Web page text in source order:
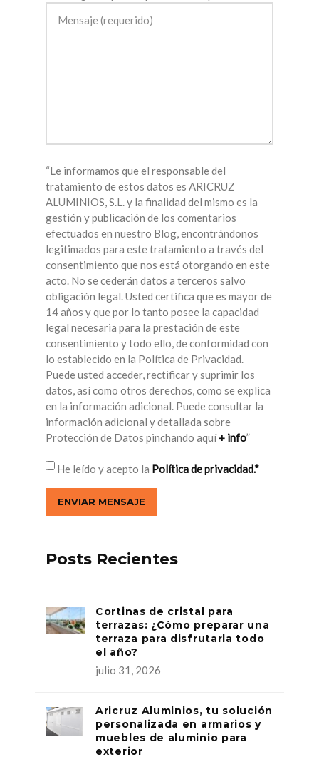
“Le informamos que el responsable del
tratamiento de estos datos es ARICRUZ
ALUMINIOS, S.L. y la finalidad del mismo es la
gestión y publicación de los comentarios
efectuados en nuestro Blog, encontrándonos
legitimados para este tratamiento a través del
consentimiento que nos está otorgando en este
acto. No se cederán datos a terceros salvo
obligación legal. Usted certifica que es mayor de
14 años y que por lo tanto posee la capacidad
legal necesaria para la prestación de este
consentimiento y todo ello, de conformidad con
lo establecido en la Política de Privacidad.
Puede usted acceder, rectificar y suprimir los
datos, así como otros derechos, como se explica
en la información adicional. Puede consultar la
información adicional y detallada sobre
Protección de Datos pinchando aquí+ info”
He leído y acepto la Política de privacidad.*
Posts Recientes
Cortinas de cristal para
terrazas: ¿Cómo preparar una
terraza para disfrutarla todo
el año?
julio 31, 2026
Aricruz Aluminios, tu solución
personalizada en armarios y
muebles de aluminio para
exterior